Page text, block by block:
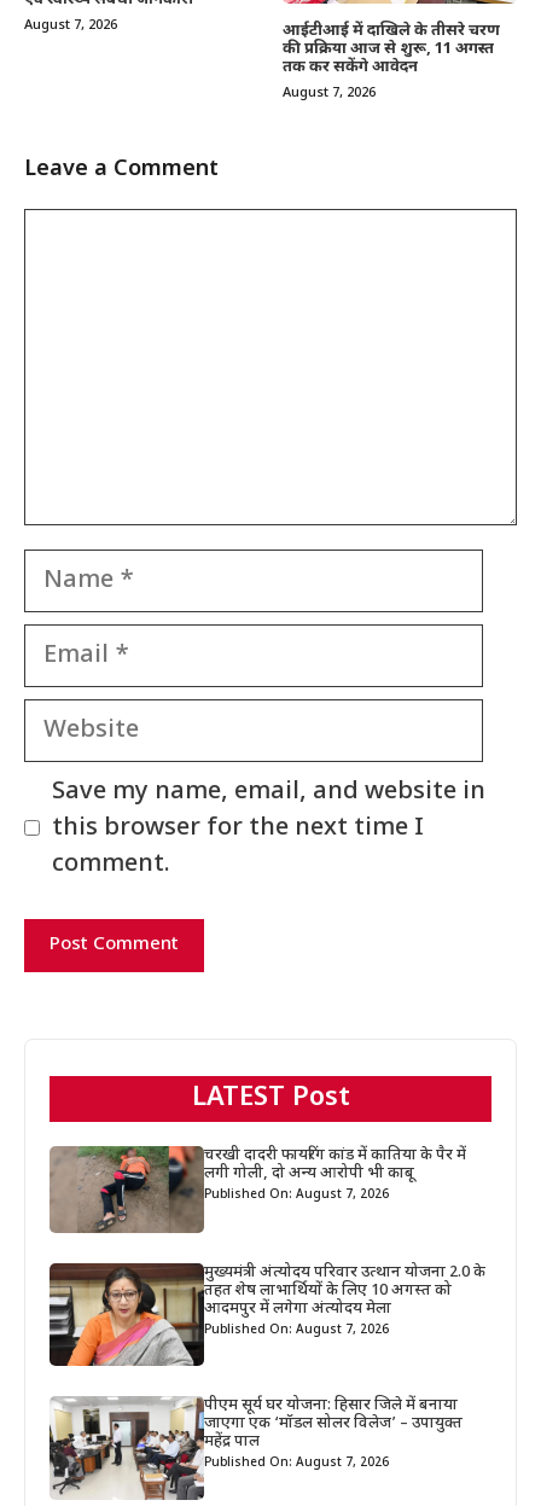
August 7, 2026
आईटीआई में दाखिले के तीसरे चरण
की प्रक्रिया आज से शुरू, 11 अगस्त
तक कर सकेंगे आवेदन
August 7, 2026
Leave a Comment
Name
Email
Website
Save my name, email, and website in
this browser for the next time I
comment.
LATEST Post
चरखी दादरी फायरिंग कांड में कातिया के पैर में
लगी गोली, दो अन्य आरोपी भी काबू
Published On: August 7, 2026
मुख्यमंत्री अंत्योदय परिवार उत्थान योजना 2.0 के
तहत शेष लाभार्थियों के लिए 10 अगस्त को
आदमपुर में लगेगा अंत्योदय मेला
Published On: August 7, 2026
पीएम सूर्य घर योजना: हिसार जिले में बनाया
जाएगा एक ‘मॉडल सोलर विलेज’ – उपायुक्त
महेंद्र पाल
Published On: August 7, 2026